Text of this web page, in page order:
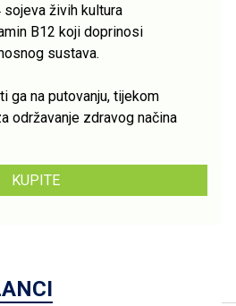
živih kultura
B12 koji doprinosi
sustava.
ga na putovanju, tijekom
održavanje zdravog načina
KUPITE